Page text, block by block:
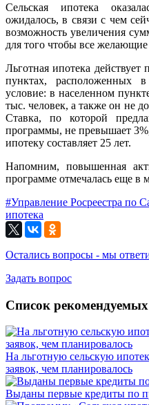
Сельская ипотека
ожидалось, в связи с чем
возможность увеличения
для того чтобы все желающие
Льготная ипотека действует
пунктах, расположенных в
условие: в населенном
тыс. человек, а также он не
Ставка, по которой
программы, не превышает
ипотеку составляет 25 лет.
Напомним, повышенная
программе отмечалась еще в
#Управление Росреестра по
ипотека
Остались вопросы - мы
Задать вопрос
Список рекомендуемых
На льготную сельскую
заявок, чем планировалось
Выданы первые кредиты по